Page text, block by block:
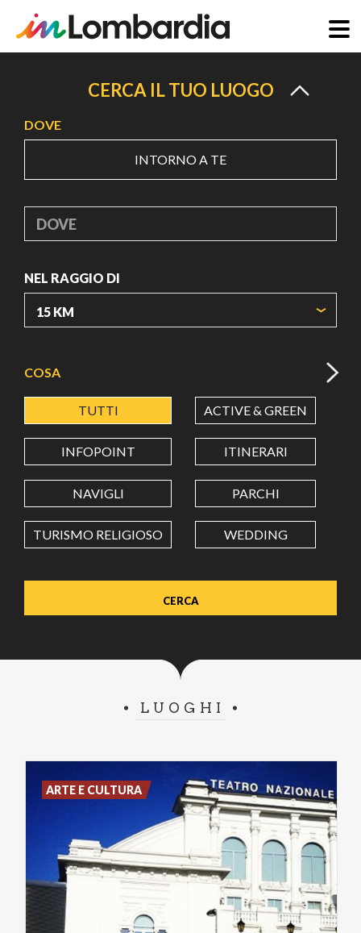
principale
CERCA IL TUO LUOGO
DOVE
INTORNO A TE
DOVE
NEL RAGGIO DI
LATITUDINE
LONGITUDINE
Value in decimal degrees. Use dot (.) as decimal separator.
COSA
TUTTI ACTIVE & GREEN
INFOPOINT ITINERARI
NAVIGLI PARCHI
TURISMO RELIGIOSO WEDDING
LUOGHI
ARTE E CULTURA